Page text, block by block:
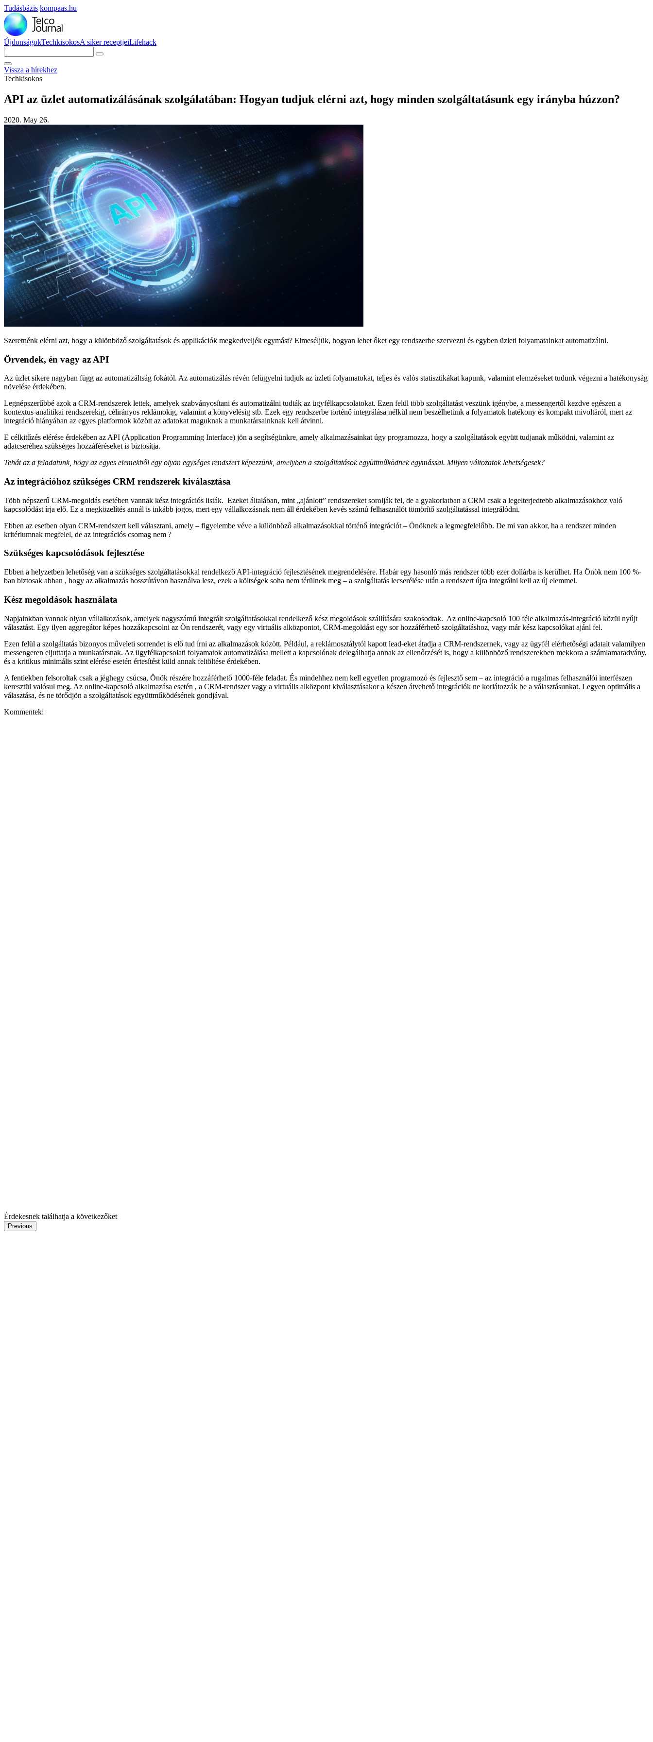
Tudásbázis kompaas.hu
ÚjdonságokTechkisokosA siker receptjeiLifehack
Vissza a hírekhez
Techkisokos
API az üzlet automatizálásának szolgálatában: Hogyan tudjuk elérni azt, hogy minden szolgáltatásunk egy irányba húzzon?
2020. May 26.
Szeretnénk elérni azt, hogy a különböző szolgáltatások és applikációk megkedveljék egymást? Elmeséljük, hogyan lehet őket egy rendszerbe szervezni és egyben üzleti folyamatainkat automatizálni.
Örvendek, én vagy az API
Az üzlet sikere nagyban függ az automatizáltság fokától. Az automatizálás révén felügyelni tudjuk az üzleti folyamatokat, teljes és valós statisztikákat kapunk, valamint elemzéseket tudunk végezni a hatékonyság
növelése érdekében.
Legnépszerűbbé azok a CRM-rendszerek lettek, amelyek szabványosítani és automatizálni tudták az ügyfélkapcsolatokat. Ezen felül több szolgáltatást veszünk igénybe, a messengertől kezdve egészen a
kontextus-analitikai rendszerekig, célirányos reklámokig, valamint a könyvelésig stb. Ezek egy rendszerbe történő integrálása nélkül nem beszélhetünk a folyamatok hatékony és kompakt mivoltáról, mert az
integráció hiányában az egyes platformok között az adatokat maguknak a munkatársainknak kell átvinni.
E célkitűzés elérése érdekében az API (Application Programming Interface) jön a segítségünkre, amely alkalmazásainkat úgy programozza, hogy a szolgáltatások együtt tudjanak működni, valamint az
adatcseréhez szükséges hozzáféréseket is biztosítja.
Tehát az a feladatunk, hogy az egyes elemekből egy olyan egységes rendszert képezzünk, amelyben a szolgáltatások együttműködnek egymással. Milyen változatok lehetségesek?
Az integrációhoz szükséges CRM rendszerek kiválasztása
Több népszerű CRM-megoldás esetében vannak kész integrációs listák. Ezeket általában, mint „ajánlott” rendszereket sorolják fel, de a gyakorlatban a CRM csak a legelterjedtebb alkalmazásokhoz való
kapcsolódást írja elő. Ez a megközelítés annál is inkább jogos, mert egy vállalkozásnak nem áll érdekében kevés számú felhasználót tömörítő szolgáltatással integrálódni.
Ebben az esetben olyan CRM-rendszert kell választani, amely – figyelembe véve a különböző alkalmazásokkal történő integrációt – Önöknek a legmegfelelőbb. De mi van akkor, ha a rendszer minden
kritériumnak megfelel, de az integrációs csomag nem ?
Szükséges kapcsolódások fejlesztése
Ebben a helyzetben lehetőség van a szükséges szolgáltatásokkal rendelkező API-integráció fejlesztésének megrendelésére. Habár egy hasonló más rendszer több ezer dollárba is kerülhet. Ha Önök nem 100 %-
ban biztosak abban , hogy az alkalmazás hosszútávon használva lesz, ezek a költségek soha nem térülnek meg – a szolgáltatás lecserélése után a rendszert újra integrálni kell az új elemmel.
Kész megoldások használata
Napjainkban vannak olyan vállalkozások, amelyek nagyszámú integrált szolgáltatásokkal rendelkező kész megoldások szállítására szakosodtak. Az online-kapcsoló 100 féle alkalmazás-integráció közül nyújt
választást. Egy ilyen aggregátor képes hozzákapcsolni az Ön rendszerét, vagy egy virtuális alközpontot, CRM-megoldást egy sor hozzáférhető szolgáltatáshoz, vagy már kész kapcsolókat ajánl fel.
Ezen felül a szolgáltatás bizonyos műveleti sorrendet is elő tud írni az alkalmazások között. Például, a reklámosztálytól kapott lead-eket átadja a CRM-rendszernek, vagy az ügyfél elérhetőségi adatait valamilyen
messengeren eljuttatja a munkatársnak. Az ügyfélkapcsolati folyamatok automatizálása mellett a kapcsolónak delegálhatja annak az ellenőrzését is, hogy a különböző rendszerekben mekkora a számlamaradvány,
és a kritikus minimális szint elérése esetén értesítést küld annak feltöltése érdekében.
A fentiekben felsoroltak csak a jéghegy csúcsa, Önök részére hozzáférhető 1000-féle feladat. És mindehhez nem kell egyetlen programozó és fejlesztő sem – az integráció a rugalmas felhasználói interfészen
keresztül valósul meg. Az online-kapcsoló alkalmazása esetén , a CRM-rendszer vagy a virtuális alközpont kiválasztásakor a készen átvehető integrációk ne korlátozzák be a választásunkat. Legyen optimális a
választása, és ne törődjön a szolgáltatások együttműködésének gondjával.
Kommentek:
Érdekesnek találhatja a következőket
Previous